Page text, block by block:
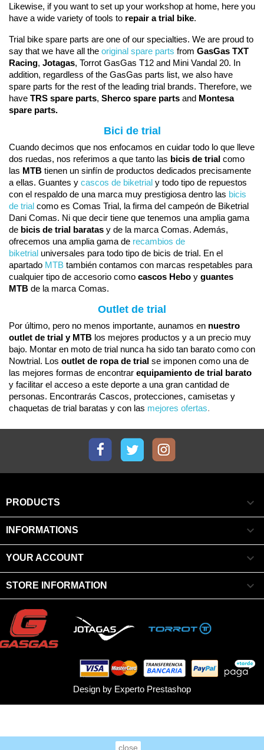
Likewise, if you want to set up your workshop at home, here you
have a wide variety of tools to repair a trial bike.
Trial bike spare parts are one of our specialties. We are proud to
say that we have all the original spare parts from GasGas TXT
Racing, Jotagas, Torrot GasGas T12 and Mini Vandal 20. In
addition, regardless of the GasGas parts list, we also have
spare parts for the rest of the leading trial brands. Therefore, we
have TRS spare parts, Sherco spare parts and Montesa
spare parts.
Bici de trial
Cuando decimos que nos enfocamos en cuidar todo lo que lleve
dos ruedas, nos referimos a que tanto las bicis de trial como
las MTB tienen un sinfín de productos dedicados precisamente
a ellas. Guantes y cascos de biketrial y todo tipo de repuestos
con el respaldo de una marca muy prestigiosa dentro las bicis
de trial como es Comas Trial, la firma del campeón de Biketrial
Dani Comas. Ni que decir tiene que tenemos una amplia gama
de bicis de trial baratas y de la marca Comas. Además,
ofrecemos una amplia gama de recambios de
biketrial universales para todo tipo de bicis de trial. En el
apartado MTB también contamos con marcas respetables para
cualquier tipo de accesorio como cascos Hebo y guantes
MTB de la marca Comas.
Outlet de trial
Por último, pero no menos importante, aunamos en nuestro
outlet de trial y MTB los mejores productos y a un precio muy
bajo. Montar en moto de trial nunca ha sido tan barato como con
Nowtrial. Los outlet de ropa de trial se imponen como una de
las mejores formas de encontrar equipamiento de trial barato
y facilitar el acceso a este deporte a una gran cantidad de
personas. Encontrarás Cascos, protecciones, camisetas y
chaquetas de trial baratas y con las mejores ofertas.
FacebookTwitter
PRODUCTS 
INFORMATIONS 
YOUR ACCOUNT 
STORE INFORMATION 
close
Design by Experto Prestashop